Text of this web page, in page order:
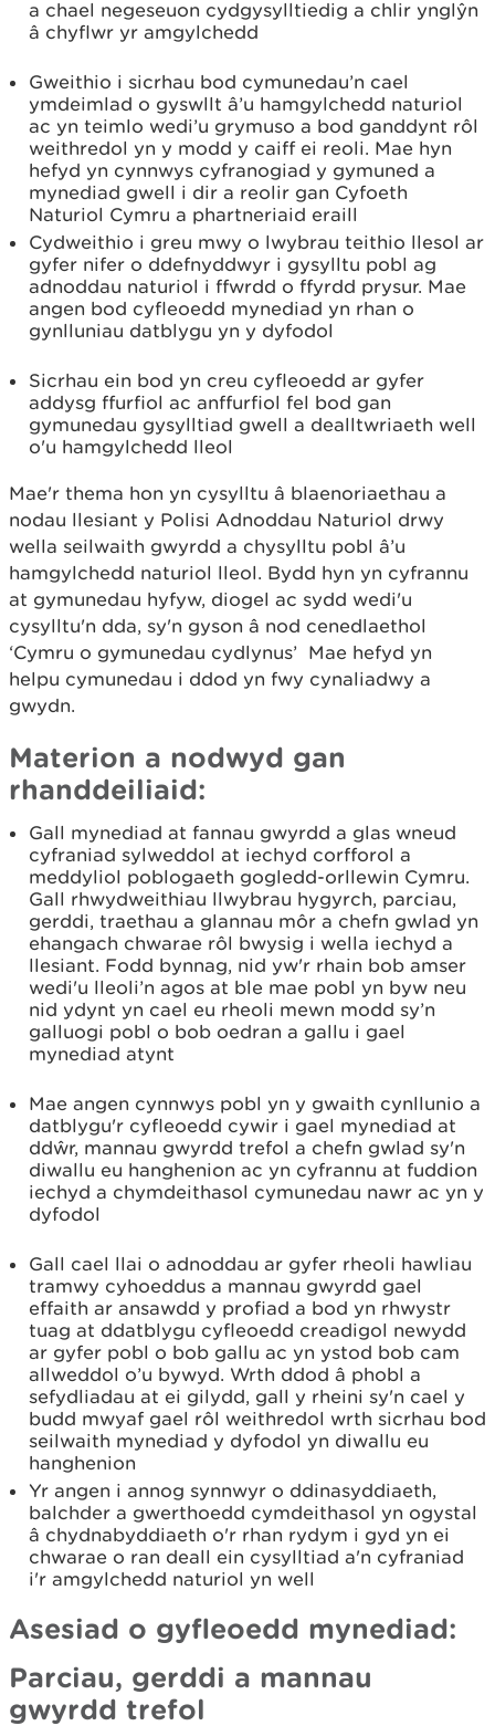
a chael negeseuon cydgysylltiedig a chlir ynglŷn
â chyflwr yr amgylchedd
Gweithio i sicrhau bod cymunedau’n cael
ymdeimlad o gyswllt â’u hamgylchedd naturiol
ac yn teimlo wedi’u grymuso a bod ganddynt rôl
weithredol yn y modd y caiff ei reoli. Mae hyn
hefyd yn cynnwys cyfranogiad y gymuned a
mynediad gwell i dir a reolir gan Cyfoeth
Naturiol Cymru a phartneriaid eraill
Cydweithio i greu mwy o lwybrau teithio llesol ar
gyfer nifer o ddefnyddwyr i gysylltu pobl ag
adnoddau naturiol i ffwrdd o ffyrdd prysur. Mae
angen bod cyfleoedd mynediad yn rhan o
gynlluniau datblygu yn y dyfodol
Sicrhau ein bod yn creu cyfleoedd ar gyfer
addysg ffurfiol ac anffurfiol fel bod gan
gymunedau gysylltiad gwell a dealltwriaeth well
o'u hamgylchedd lleol
Mae'r thema hon yn cysylltu â blaenoriaethau a
nodau llesiant y Polisi Adnoddau Naturiol drwy
wella seilwaith gwyrdd a chysylltu pobl â’u
hamgylchedd naturiol lleol. Bydd hyn yn cyfrannu
at gymunedau hyfyw, diogel ac sydd wedi'u
cysylltu'n dda, sy'n gyson â nod cenedlaethol
‘Cymru o gymunedau cydlynus’ Mae hefyd yn
helpu cymunedau i ddod yn fwy cynaliadwy a
gwydn.
Materion a nodwyd gan
rhanddeiliaid:
Gall mynediad at fannau gwyrdd a glas wneud
cyfraniad sylweddol at iechyd corfforol a
meddyliol poblogaeth gogledd-orllewin Cymru.
Gall rhwydweithiau llwybrau hygyrch, parciau,
gerddi, traethau a glannau môr a chefn gwlad yn
ehangach chwarae rôl bwysig i wella iechyd a
llesiant. Fodd bynnag, nid yw'r rhain bob amser
wedi'u lleoli’n agos at ble mae pobl yn byw neu
nid ydynt yn cael eu rheoli mewn modd sy’n
galluogi pobl o bob oedran a gallu i gael
mynediad atynt
Mae angen cynnwys pobl yn y gwaith cynllunio a
datblygu'r cyfleoedd cywir i gael mynediad at
ddŵr, mannau gwyrdd trefol a chefn gwlad sy'n
diwallu eu hanghenion ac yn cyfrannu at fuddion
iechyd a chymdeithasol cymunedau nawr ac yn y
dyfodol
Gall cael llai o adnoddau ar gyfer rheoli hawliau
tramwy cyhoeddus a mannau gwyrdd gael
effaith ar ansawdd y profiad a bod yn rhwystr
tuag at ddatblygu cyfleoedd creadigol newydd
ar gyfer pobl o bob gallu ac yn ystod bob cam
allweddol o’u bywyd. Wrth ddod â phobl a
sefydliadau at ei gilydd, gall y rheini sy'n cael y
budd mwyaf gael rôl weithredol wrth sicrhau bod
seilwaith mynediad y dyfodol yn diwallu eu
hanghenion
Yr angen i annog synnwyr o ddinasyddiaeth,
balchder a gwerthoedd cymdeithasol yn ogystal
â chydnabyddiaeth o'r rhan rydym i gyd yn ei
chwarae o ran deall ein cysylltiad a'n cyfraniad
i'r amgylchedd naturiol yn well
Asesiad o gyfleoedd mynediad:
Parciau, gerddi a mannau
gwyrdd trefol